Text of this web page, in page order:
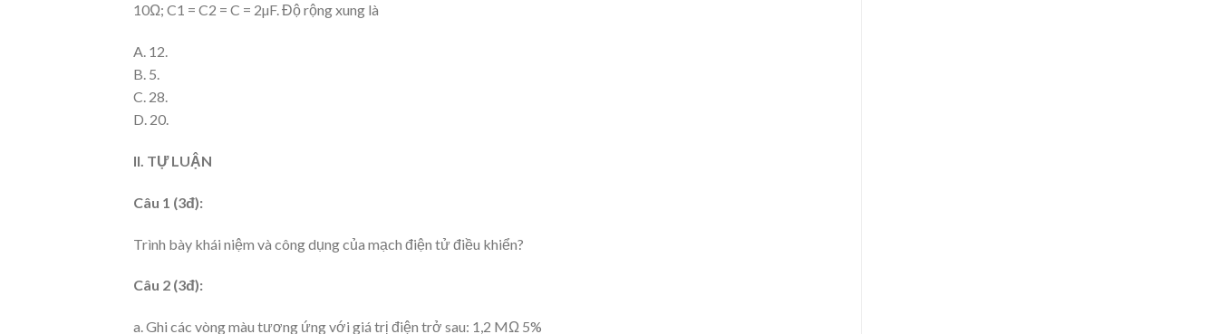
10Ω; C1 = C2 = C = 2µF. Độ rộng xung là
A. 12.
B. 5.
C. 28.
D. 20.
II. TỰ LUẬN
Câu 1 (3đ):
Trình bày khái niệm và công dụng của mạch điện tử điều khiển?
Câu 2 (3đ):
a. Ghi các vòng màu tương ứng với giá trị điện trở sau: 1,2 MΩ 5%